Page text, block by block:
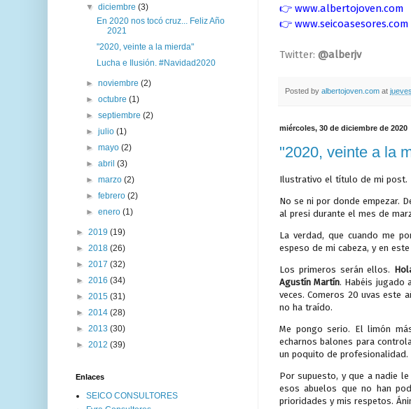
👉 www.albertojoven.com
👉 www.seicoasesores.com
Twitter: @alberjv
Posted by albertojoven.com at
miércoles, 30 de diciembre de 2020
"2020, veinte a la
Ilustrativo el título de mi post.
No se ni por donde empezar.
al presi durante el mes de
La verdad, que cuando me
espeso de mi cabeza, y en
Los primeros serán ellos.
Agustín Martín. Habéis jugado
veces. Comeros 20 uvas este
no ha traído.
Me pongo serio. El limón
echarnos balones para
un poquito de profesionalidad.
Por supuesto, y que a nadie
esos abuelos que no han
prioridades y mis respetos.
▼diciembre(3)
En 2020 nos tocó cruz... Feliz Año
2021
"2020, veinte a la mierda"
Lucha e Ilusión. #Navidad2020
►noviembre(2)
►octubre(1)
►septiembre(2)
►julio(1)
►mayo(2)
►abril(3)
►marzo(2)
►febrero(2)
►enero(1)
► 2019 (19)
► 2018 (26)
► 2017 (32)
► 2016 (34)
► 2015 (31)
► 2014 (28)
► 2013 (30)
► 2012 (39)
Enlaces
SEICO CONSULTORES